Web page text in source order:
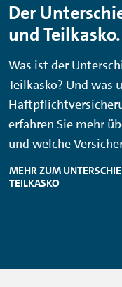
Der
und Teilkasko.
Was ist der
Teilkasko? Und
erfahren Sie mehr
und welche
MEHR ZUM
TEILKASKO